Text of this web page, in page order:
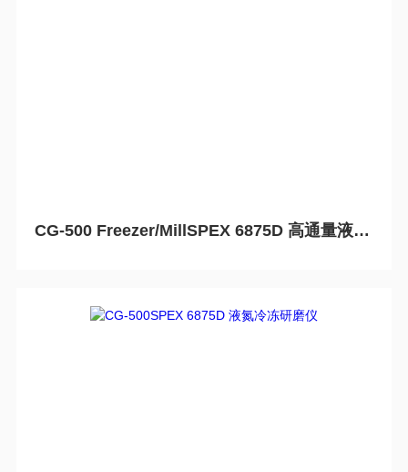
CG-500 Freezer/MillSPEX 6875D 高通量液氮冷冻研磨仪